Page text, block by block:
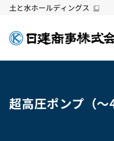
超高圧ポンプ（～